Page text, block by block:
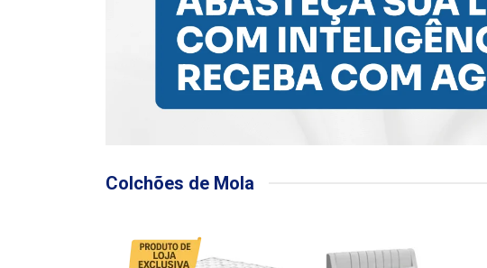
Colchões de Mola